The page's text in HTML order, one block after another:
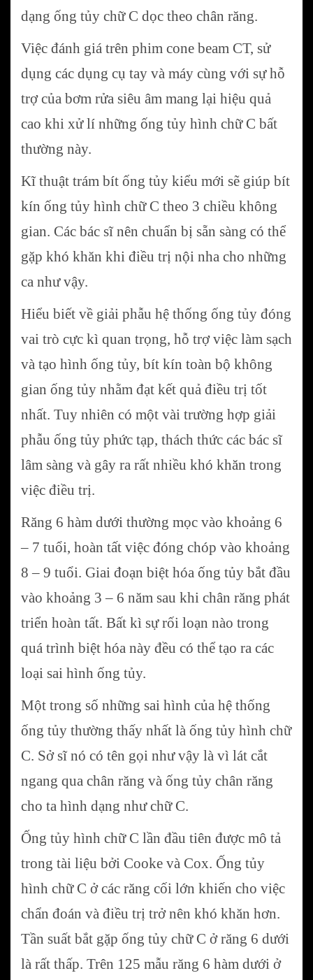
dạng ống tủy chữ C dọc theo chân răng.
Việc đánh giá trên phim cone beam CT, sử
dụng các dụng cụ tay và máy cùng với sự hỗ
trợ của bơm rửa siêu âm mang lại hiệu quả
cao khi xử lí những ống tủy hình chữ C bất
thường này.
Kĩ thuật trám bít ống tủy kiểu mới sẽ giúp bít
kín ống tủy hình chữ C theo 3 chiều không
gian. Các bác sĩ nên chuẩn bị sẵn sàng có thể
gặp khó khăn khi điều trị nội nha cho những
ca như vậy.
Hiểu biết về giải phẫu hệ thống ống tủy đóng
vai trò cực kì quan trọng, hỗ trợ việc làm sạch
và tạo hình ống tủy, bít kín toàn bộ không
gian ống tủy nhằm đạt kết quả điều trị tốt
nhất. Tuy nhiên có một vài trường hợp giải
phẫu ống tủy phức tạp, thách thức các bác sĩ
lâm sàng và gây ra rất nhiều khó khăn trong
việc điều trị.
Răng 6 hàm dưới thường mọc vào khoảng 6
– 7 tuổi, hoàn tất việc đóng chóp vào khoảng
8 – 9 tuổi. Giai đoạn biệt hóa ống tủy bắt đầu
vào khoảng 3 – 6 năm sau khi chân răng phát
triển hoàn tất. Bất kì sự rối loạn nào trong
quá trình biệt hóa này đều có thể tạo ra các
loại sai hình ống tủy.
Một trong số những sai hình của hệ thống
ống tủy thường thấy nhất là ống tủy hình chữ
C. Sở sĩ nó có tên gọi như vậy là vì lát cắt
ngang qua chân răng và ống tủy chân răng
cho ta hình dạng như chữ C.
Ống tủy hình chữ C lần đầu tiên được mô tả
trong tài liệu bởi Cooke và Cox. Ống tủy
hình chữ C ở các răng cối lớn khiến cho việc
chẩn đoán và điều trị trở nên khó khăn hơn.
Tần suất bắt gặp ống tủy chữ C ở răng 6 dưới
là rất thấp. Trên 125 mẫu răng 6 hàm dưới ở